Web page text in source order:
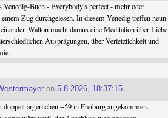
Venedig-Buch - Everybody's perfect - mehr oder
Zug durchgelesen. In diesem Venedig treffen neun
Walton macht daraus eine Meditation über Liebe
Ausprägungen, über Verletzlichkeit und
on5.8.2026, 18:37:15
ärgerlichen +59 in Freiburg angekommen.